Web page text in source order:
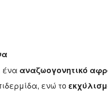
ένα αναζωογονητικό
ενώ το